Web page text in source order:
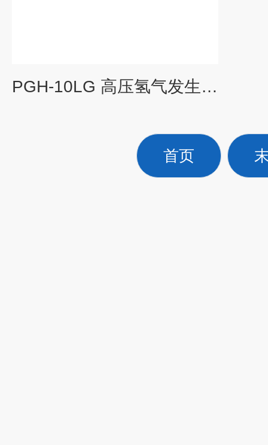
PGH-10LG 高压氢气发生器 (0.6m³/h)
首页